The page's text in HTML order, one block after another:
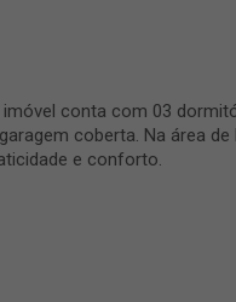
conta com 03
coberta. Na área
e conforto.